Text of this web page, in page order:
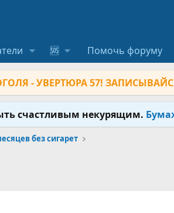
🆘 Помочь форуму
- УВЕРТЮРА 57!
счастливым некурящим.
без сигарет